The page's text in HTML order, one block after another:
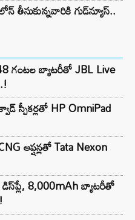
తీసుకున్నవారికి గుడ్‌న్యూస్..
గంటల బ్యాటరీతో JBL Live
స్పీకర్లతో HP OmniPad
ఆప్షన్లతో Tata Nexon
8,000mAh బ్యాటరీతో